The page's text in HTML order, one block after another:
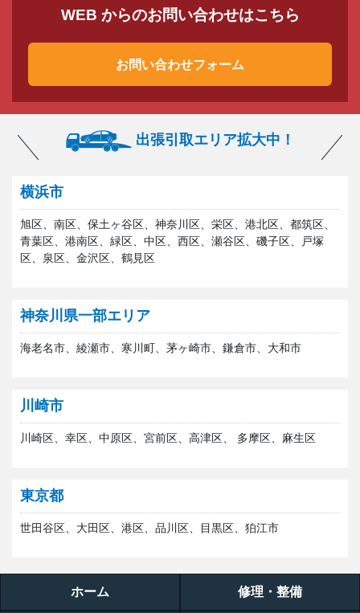
WEB からのお問い合わせはこちら
お問い合わせフォーム
出張引取エリア拡大中！
横浜市
旭区、南区、保土ヶ谷区、神奈川区、栄区、港北区、都筑区、
青葉区、港南区、緑区、中区、西区、瀬谷区、磯子区、戸塚
区、泉区、金沢区、鶴見区
神奈川県一部エリア
海老名市、綾瀬市、寒川町、茅ヶ崎市、鎌倉市、大和市
川崎市
川崎区、幸区、中原区、宮前区、高津区、 多摩区、麻生区
東京都
世田谷区、大田区、港区、品川区、目黒区、狛江市
ホーム 修理・整備